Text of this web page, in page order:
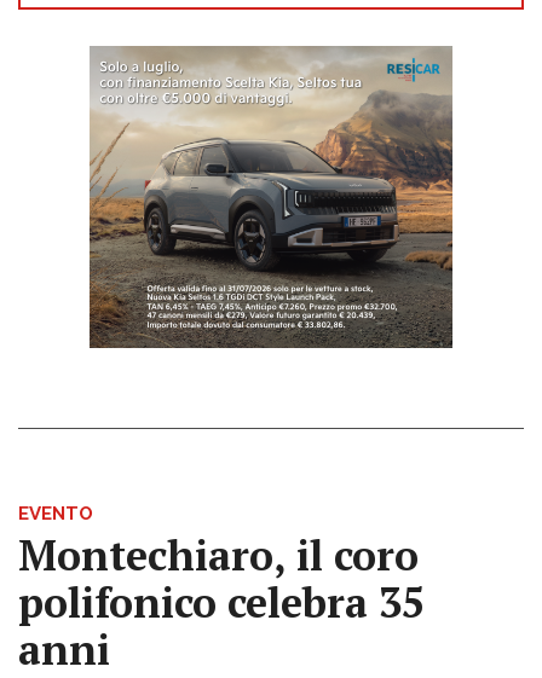
EVENTO
Montechiaro, il coro
polifonico celebra 35
anni